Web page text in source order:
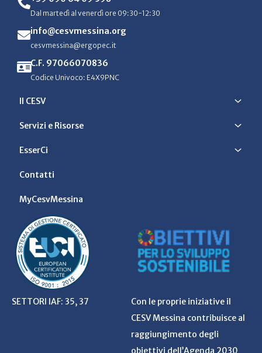
Dal martedì al venerdì ore 09:30-12:30
info@cesvmessina.org
cesvmessina@ergopec.it
C.F. 97066070836
Codice Univoco: E4X9PNC
Il CESV
Servizi e Risorse
EsserCi
Contatti
MyCesvMessina
SETTORI IAF: 35, 37
Con le proprie iniziative il
CESV Messina contribuisce al
raggiungimento degli
obiettivi dell’Agenda 2030